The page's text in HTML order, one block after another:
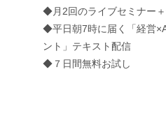
◆月2回のライブセミナー
◆平日朝7時に届く「経営
ント」テキスト配信
◆７日間無料お試し